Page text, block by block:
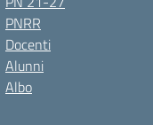
PNRR
Docenti
Alunni
Albo